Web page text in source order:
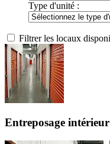
Type d'unité :
Filtrer les locaux
Entreposage intérieur